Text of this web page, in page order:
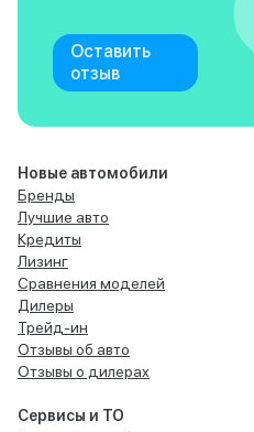
Оставить
отзыв
Новые автомобили
Бренды
Лучшие авто
Кредиты
Лизинг
Сравнения моделей
Дилеры
Трейд-ин
Отзывы об авто
Отзывы о дилерах
Сервисы и ТО